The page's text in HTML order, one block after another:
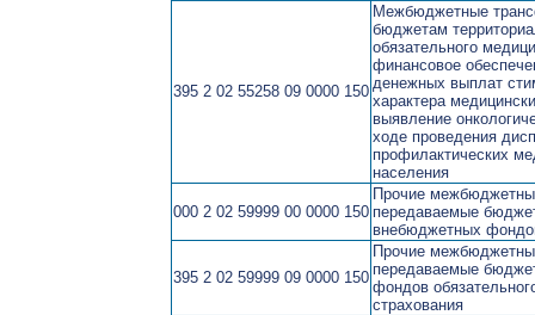
395 2 02 55258 09 0000 150
Межбюджетные
бюджетам
обязательного
финансовое
денежных выплат
характера
выявление
ходе проведения
профилактических
населения
000 2 02 59999 00 0000 150
Прочие
передаваемые
внебюджетных
395 2 02 59999 09 0000 150
Прочие
передаваемые
фондов
страхования